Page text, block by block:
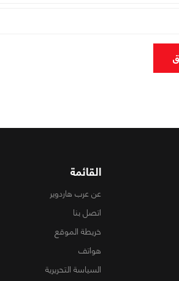
القائمة
عن عرب هاردوير
اتصل بنا
خريطة الموقع
هواتف
السياسة التحريرية